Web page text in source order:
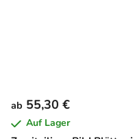
ab 55,30 €
Auf Lager